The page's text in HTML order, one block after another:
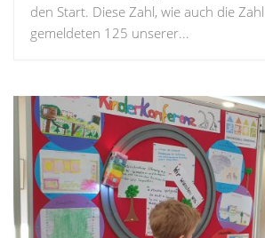
den Start. Diese Zahl, wie auch die
gemeldeten 125 unserer...